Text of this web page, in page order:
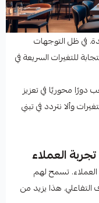
في ظل التوجهات
للتغيرات السريعة في
دورًا محوريًا في تعزيز
وألا نتردد في تبني
العملاء
العملاء. تسمح لهم
هذا يزيد من